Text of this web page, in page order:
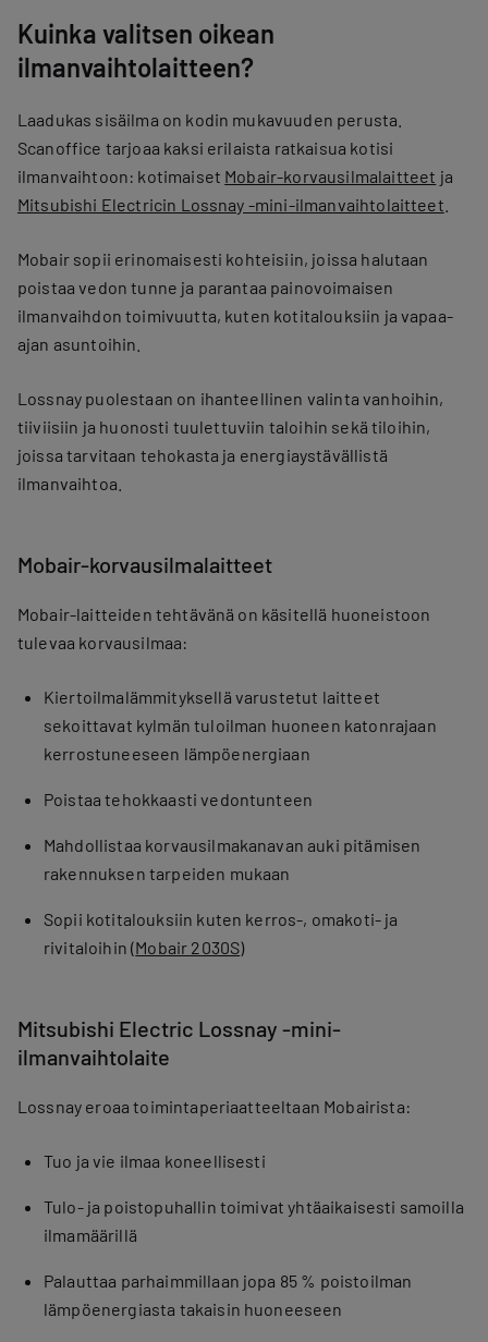
Kuinka valitsen oikean
ilmanvaihtolaitteen?
Laadukas sisäilma on kodin mukavuuden perusta.
Scanoffice tarjoaa kaksi erilaista ratkaisua kotisi
ilmanvaihtoon: kotimaiset Mobair-korvausilmalaitteet ja
Mitsubishi Electricin Lossnay -mini-ilmanvaihtolaitteet
Mobair sopii erinomaisesti kohteisiin, joissa halutaan
poistaa vedon tunne ja parantaa painovoimaisen
ilmanvaihdon toimivuutta, kuten kotitalouksiin ja vapaa-
ajan asuntoihin.
Lossnay puolestaan on ihanteellinen valinta vanhoihin,
tiiviisiin ja huonosti tuulettuviin taloihin sekä tiloihin,
joissa tarvitaan tehokasta ja energiaystävällistä
ilmanvaihtoa.
Mobair-korvausilmalaitteet
Mobair-laitteiden tehtävänä on käsitellä huoneistoon
tulevaa korvausilmaa:
Kiertoilmalämmityksellä varustetut laitteet
sekoittavat kylmän tuloilman huoneen katonrajaan
kerrostuneeseen lämpöenergiaan
Poistaa tehokkaasti vedontunteen
Mahdollistaa korvausilmakanavan auki pitämisen
rakennuksen tarpeiden mukaan
Sopii kotitalouksiin kuten kerros-, omakoti- ja
rivitaloihin (Mobair 2030S)
Mitsubishi Electric Lossnay -mini-
ilmanvaihtolaite
Lossnay eroaa toimintaperiaatteeltaan Mobairista:
Tuo ja vie ilmaa koneellisesti
Tulo- ja poistopuhallin toimivat yhtäaikaisesti samoilla
ilmamäärillä
Palauttaa parhaimmillaan jopa 85 % poistoilman
lämpöenergiasta takaisin huoneeseen